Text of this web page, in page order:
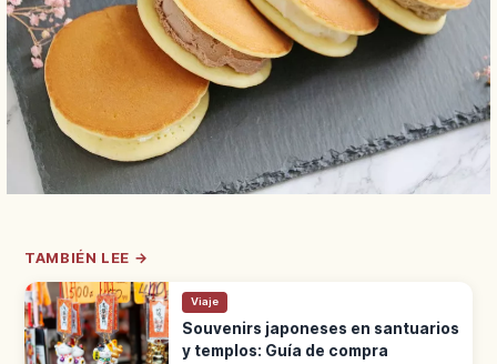
TAMBIÉN LEE →
Viaje
Souvenirs japoneses en santuarios
y templos: Guía de compra